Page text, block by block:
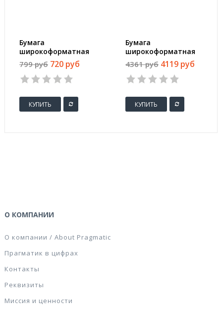
Бумага
широкоформатная
ProMEGA engineer
InkJet 70г 610ммх50м
50,8мм
799 руб 720 руб
КУПИТЬ
Бумага
широкоформатная
ProMEGA engineer
Bright white 80г
620ммх150м 76мм
4361 руб 4119 руб
КУПИТЬ
О КОМПАНИИ
О компании / About Pragmatic
Прагматик в цифрах
Контакты
Реквизиты
Миссия и ценности